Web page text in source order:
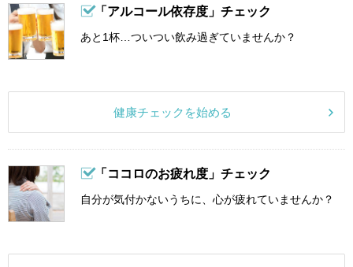
「アルコール依存度」チェック
あと1杯…ついつい飲み過ぎていませんか？
健康チェックを始める
「ココロのお疲れ度」チェック
自分が気付かないうちに、心が疲れていませんか？